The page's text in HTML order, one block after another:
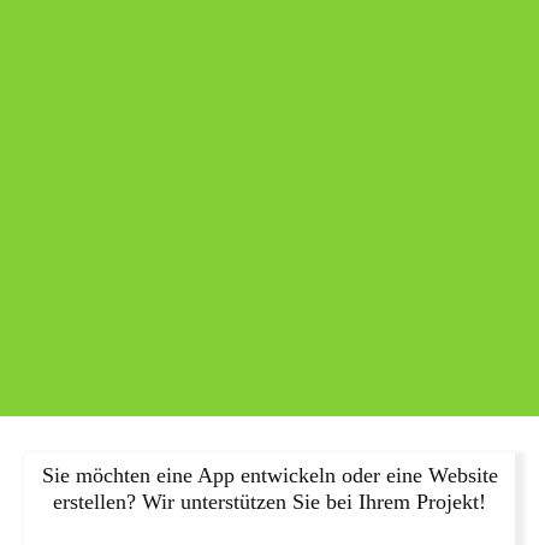
Sie möchten eine App entwickeln oder eine Website
erstellen? Wir unterstützen Sie bei Ihrem Projekt!